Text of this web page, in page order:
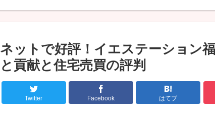
ネットで好評！イエステーション
と貢献と住宅売買の評判
Twitter Facebook はてブ